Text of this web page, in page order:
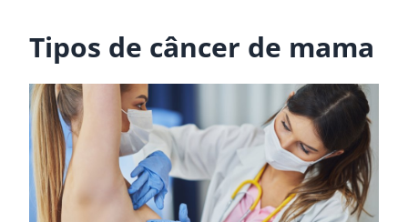
Tipos de câncer de mama